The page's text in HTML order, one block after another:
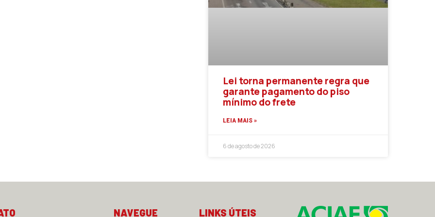
Lei torna permanente regra que
garante pagamento do piso
mínimo do frete
LEIA MAIS »
6 de agosto de 2026
NAVEGUE LINKS ÚTEIS